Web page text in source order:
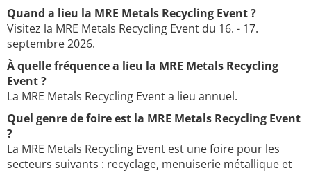
Quand a lieu la MRE Metals Recycling Event ?
Visitez la MRE Metals Recycling Event du 16. - 17.
septembre 2026.
À quelle fréquence a lieu la MRE Metals Recycling
Event ?
La MRE Metals Recycling Event a lieu annuel.
Quel genre de foire est la MRE Metals Recycling Event
?
La MRE Metals Recycling Event est une foire pour les
secteurs suivants : recyclage, menuiserie métallique et